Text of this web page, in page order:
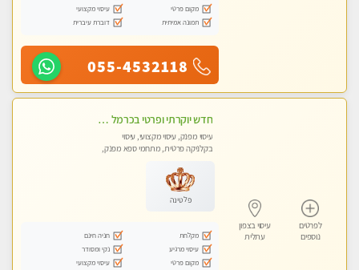
מקום פרטי
עיסוי מקצועי
תמונה אמיתית
דוברת עיברית
055-4532118
לפרטים
נוספים
עיסוי בצפון
עתלית
חדש יוקרתי ופרטי בכרמל – חיפה! פנקו את עצמכם ברוגע פינוק וחוויה בלתי נשכחת ללא מין !!
עיסוי מפנק, עיסוי מקצועי, עיסוי
בקלניקה פרטית, מתחמי ספא מפנק,
פלטינה
מקלחת
חניה חינם
עיסוי מרגיע
נקי ומסודר
מקום פרטי
עיסוי מקצועי